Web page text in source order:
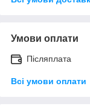
Умови оплати
Післяплата
Всі умови оплати